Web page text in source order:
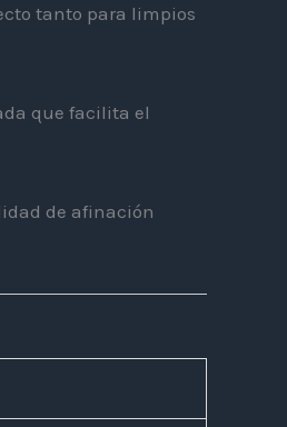
tanto para limpios
que facilita el
de afinación